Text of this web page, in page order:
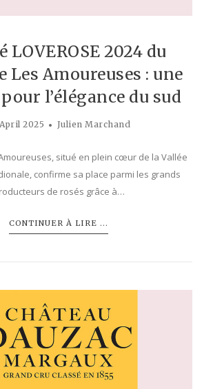
LOVEROSE 2024 du
Les Amoureuses : une
l’élégance du sud
2025 Julien Marchand
situé en plein cœur de la Vallée
confirme sa place parmi les grands
de rosés grâce à…
CONTINUER À LIRE ...